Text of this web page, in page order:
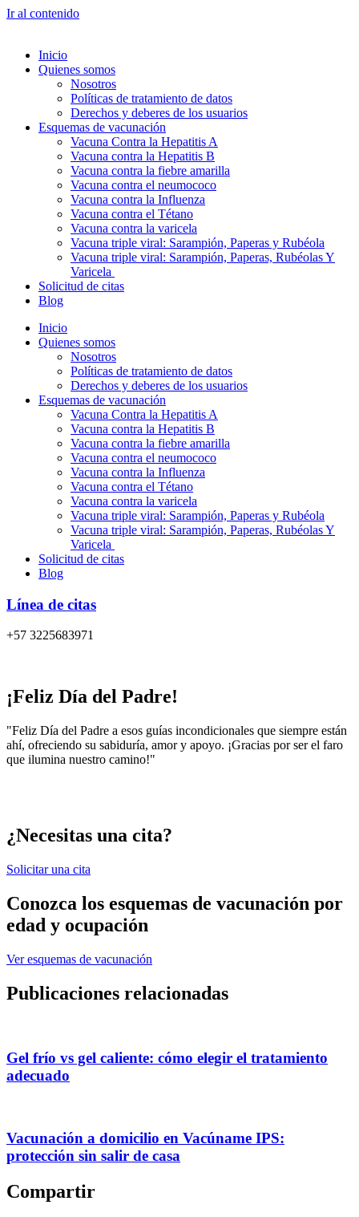
Ir al contenido
Inicio
Quienes somos
Nosotros
Políticas de tratamiento de datos
Derechos y deberes de los usuarios
Esquemas de vacunación
Vacuna Contra la Hepatitis A
Vacuna contra la Hepatitis B
Vacuna contra la fiebre amarilla
Vacuna contra el neumococo
Vacuna contra la Influenza
Vacuna contra el Tétano
Vacuna contra la varicela
Vacuna triple viral: Sarampión, Paperas y Rubéola
Vacuna triple viral: Sarampión, Paperas, Rubéolas Y
Varicela
Solicitud de citas
Blog
Inicio
Quienes somos
Nosotros
Políticas de tratamiento de datos
Derechos y deberes de los usuarios
Esquemas de vacunación
Vacuna Contra la Hepatitis A
Vacuna contra la Hepatitis B
Vacuna contra la fiebre amarilla
Vacuna contra el neumococo
Vacuna contra la Influenza
Vacuna contra el Tétano
Vacuna contra la varicela
Vacuna triple viral: Sarampión, Paperas y Rubéola
Vacuna triple viral: Sarampión, Paperas, Rubéolas Y
Varicela
Solicitud de citas
Blog
Línea de citas
+57 3225683971
¡Feliz Día del Padre!
"Feliz Día del Padre a esos guías incondicionales que siempre están
ahí, ofreciendo su sabiduría, amor y apoyo. ¡Gracias por ser el faro
que ilumina nuestro camino!"
¿Necesitas una cita?
Solicitar una cita
Conozca los esquemas de vacunación por
edad y ocupación
Ver esquemas de vacunación
Publicaciones relacionadas
Gel frío vs gel caliente: cómo elegir el tratamiento
adecuado
Vacunación a domicilio en Vacúname IPS:
protección sin salir de casa
Compartir